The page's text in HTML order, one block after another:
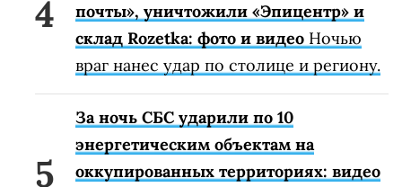
почты», уничтожили «Эпицентр» и
склад Rozetka: фото и видео Ночью
враг нанес удар по столице и региону.
За ночь СБС ударили по 10
энергетическим объектам на
оккупированных территориях: видео